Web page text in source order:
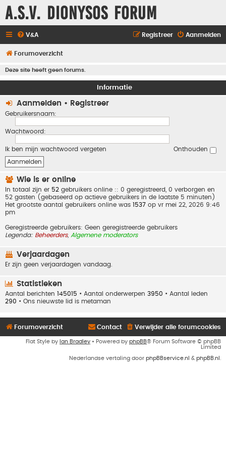
A.S.V. Dionysos Forum
V&A Aanmelden
Registreer
Forumoverzicht
Deze site heeft geen forums.
Informatie
Aanmelden • Registreer
Gebruikersnaam:
Wachtwoord:
Ik ben mijn wachtwoord vergeten Onthouden
Wie is er online
In totaal zijn er 52 gebruikers online :: 0 geregistreerd, 0 verborgen en
52 gasten (gebaseerd op actieve gebruikers in de laatste 5 minuten)
Het grootste aantal gebruikers online was 1537 op vr mei 22, 2026 9:46
pm
Geregistreerde gebruikers: Geen geregistreerde gebruikers
Legenda: Beheerders, Algemene moderators
Verjaardagen
Er zijn geen verjaardagen vandaag.
Statistieken
Aantal berichten 145015 • Aantal onderwerpen 3950 • Aantal leden
290 • Ons nieuwste lid is metaman
Forumoverzicht Verwijder alle forumcookies
Contact
Flat Style by Ian Bradley • Powered by phpBB® Forum Software © phpBB
Limited
Nederlandse vertaling door phpBBservice.nl & phpBB.nl